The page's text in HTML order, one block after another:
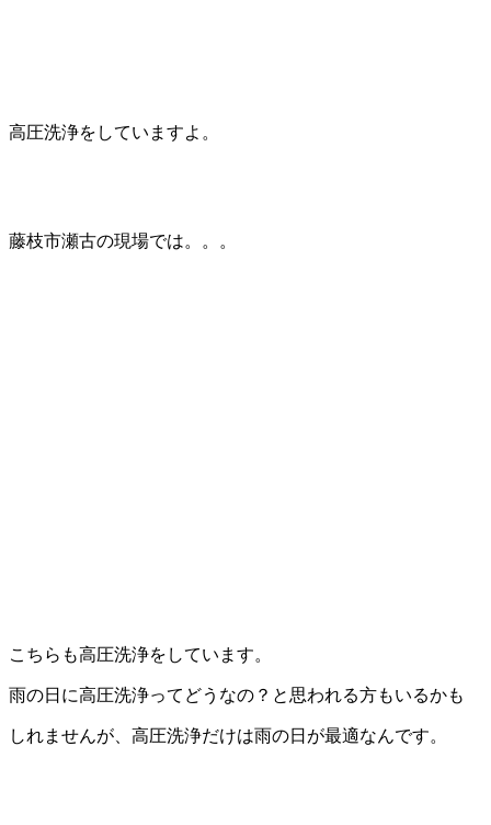
高圧洗浄をしていますよ。
藤枝市瀬古の現場では。。。
こちらも高圧洗浄をしています。
雨の日に高圧洗浄ってどうなの？と思われる方もいるかも
しれませんが、高圧洗浄だけは雨の日が最適なんです。